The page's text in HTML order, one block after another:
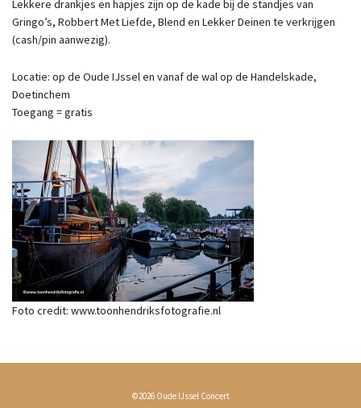
Lekkere drankjes en hapjes zijn op de kade bij de standjes van
Gringo’s, Robbert Met Liefde, Blend en Lekker Deinen te verkrijgen
(cash/pin aanwezig).
Locatie: op de Oude IJssel en vanaf de wal op de Handelskade,
Doetinchem
Toegang = gratis
Foto credit: www.toonhendriksfotografie.nl
©2026 Oude IJssel Concert